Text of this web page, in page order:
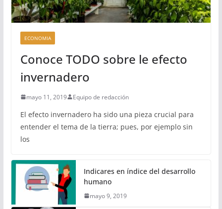
ECONOMIA
Conoce TODO sobre le efecto
invernadero
mayo 11, 2019 Equipo de redacción
El efecto invernadero ha sido una pieza crucial para
entender el tema de la tierra; pues, por ejemplo sin
los
Indicares en índice del desarrollo
humano
mayo 9, 2019